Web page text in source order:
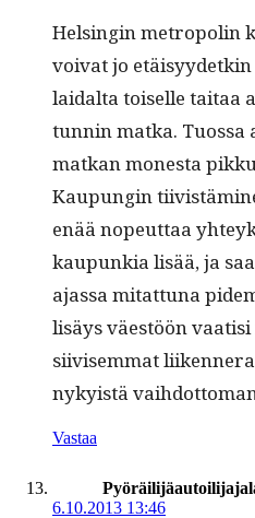
Helsin­gin metropolin
voivat jo
laidal­ta toiselle taitaa
tun­nin mat­ka. Tuos­sa
matkan mon­es­ta
Kaupun­gin
enää nopeut­taa
kaupunkia lisää, ja
ajas­sa mitat­tuna
lisäys väestöön
si­ivisem­mat
nyky­istä
Vastaa
6.10.2013 13:46